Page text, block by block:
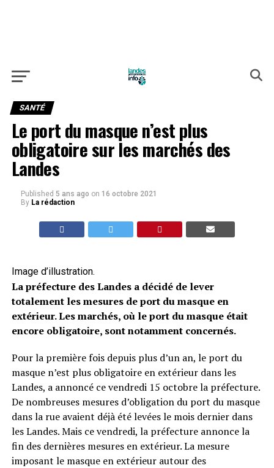
SANTÉ
Le port du masque n’est plus
obligatoire sur les marchés des
Landes
Published 5 ans ago on 16 octobre 2021
By La rédaction
Image d’illustration.
La préfecture des Landes a décidé de lever
totalement les mesures de port du masque en
extérieur. Les marchés, où le port du masque était
encore obligatoire, sont notamment concernés.
Pour la première fois depuis plus d’un an, le port du
masque n’est plus obligatoire en extérieur dans les
Landes, a annoncé ce vendredi 15 octobre la préfecture.
De nombreuses mesures d’obligation du port du masque
dans la rue avaient déjà été levées le mois dernier dans
les Landes. Mais ce vendredi, la préfecture annonce la
fin des dernières mesures en extérieur. La mesure
imposant le masque en extérieur autour des